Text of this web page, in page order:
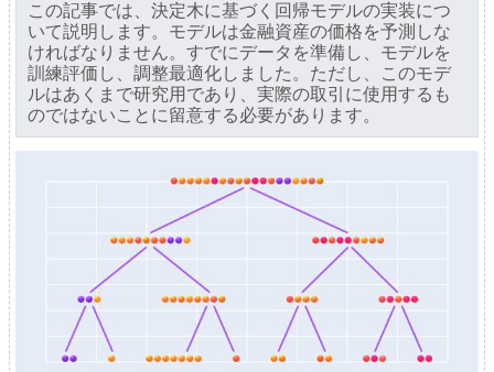
この記事では、決定木に基づく回帰モデルの実装につ
いて説明します。モデルは金融資産の価格を予測しな
ければなりません。すでにデータを準備し、モデルを
訓練評価し、調整最適化しました。ただし、このモデ
ルはあくまで研究用であり、実際の取引に使用するも
のではないことに留意する必要があります。